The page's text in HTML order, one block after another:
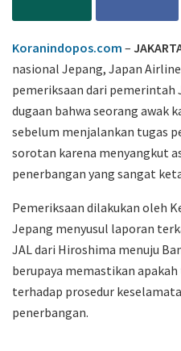
Koranindopos.com –
nasional Jepang, Japan
pemeriksaan dari pemerintah
dugaan bahwa seorang awak
sebelum menjalankan tugas
sorotan karena menyangkut
penerbangan yang sangat
Pemeriksaan dilakukan oleh
Jepang menyusul laporan
JAL dari Hiroshima menuju
berupaya memastikan
terhadap prosedur
penerbangan.